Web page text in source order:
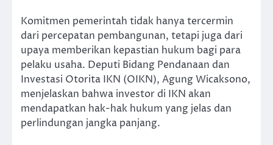
Komitmen pemerintah tidak hanya tercermin
dari percepatan pembangunan, tetapi juga dari
upaya memberikan kepastian hukum bagi para
pelaku usaha. Deputi Bidang Pendanaan dan
Investasi Otorita IKN (OIKN), Agung Wicaksono,
menjelaskan bahwa investor di IKN akan
mendapatkan hak-hak hukum yang jelas dan
perlindungan jangka panjang.